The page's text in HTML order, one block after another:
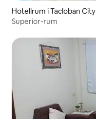
Hotellrum i Tacloban City
Superior-rum